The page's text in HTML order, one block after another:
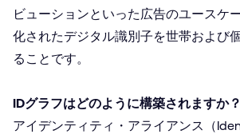
ビューションといった広告のユースケ
化されたデジタル識別子を世帯および
ることです。
IDグラフはどのように構築されますか？
アイデンティティ・アライアンス（